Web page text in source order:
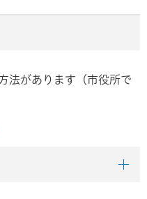
法があります（市役所で